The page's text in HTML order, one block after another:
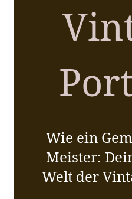
Wie ein
Meister:
Welt der